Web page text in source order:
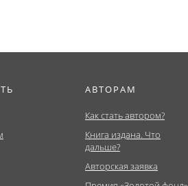
АВТОРАМ
Как стать автором?
Книга издана. Что
дальше?
Авторская заявка